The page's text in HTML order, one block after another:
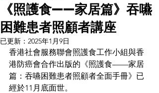
《照護食——家居篇》吞嚥
困難患者照顧者講座
已更新： 2025年1月9日
香港社會服務聯會照護食工作小組與香
港防癌會合作出版的《照護食——家居
篇：吞嚥困難患者照顧者全面手冊》已
經於11月底面世。